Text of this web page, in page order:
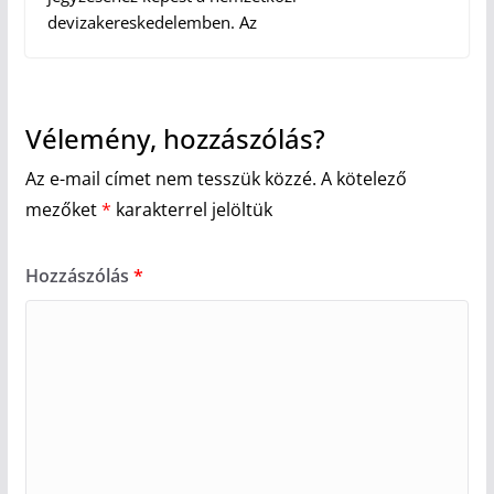
devizakereskedelemben. Az
Vélemény, hozzászólás?
Az e-mail címet nem tesszük közzé. A kötelező
mezőket* karakterrel jelöltük
Hozzászólás *